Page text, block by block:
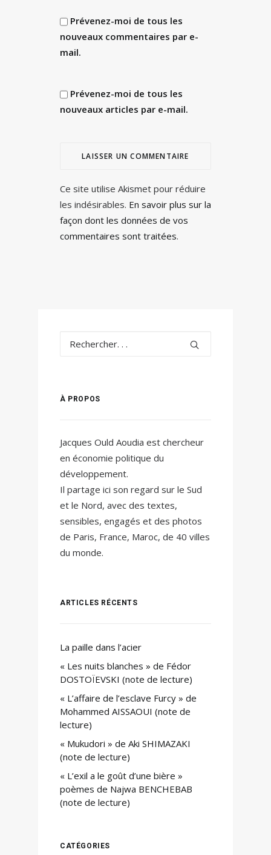
Prévenez-moi de tous les
nouveaux commentaires par e-
mail.
Prévenez-moi de tous les
nouveaux articles par e-mail.
Ce site utilise Akismet pour réduire
les indésirables. En savoir plus sur la
façon dont les données de vos
commentaires sont traitées.
À PROPOS
Jacques Ould Aoudia est chercheur
en économie politique du
développement.
Il partage ici son regard sur le Sud
et le Nord, avec des textes,
sensibles, engagés et des photos
de Paris, France, Maroc, de 40 villes
du monde.
ARTICLES RÉCENTS
La paille dans l’acier
« Les nuits blanches » de Fédor
DOSTOÏEVSKI (note de lecture)
« L’affaire de l’esclave Furcy » de
Mohammed AISSAOUI (note de
lecture)
« Mukudori » de Aki SHIMAZAKI
(note de lecture)
« L’exil a le goût d’une bière »
poèmes de Najwa BENCHEBAB
(note de lecture)
CATÉGORIES